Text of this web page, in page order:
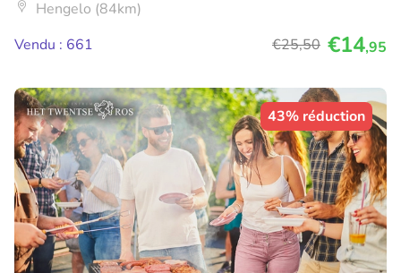
Hengelo (84km)
Vendu : 661
€25,50 €14,95
43% réduction